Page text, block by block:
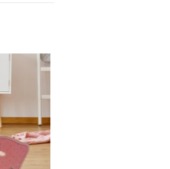
Aggiungi
dei
desideri